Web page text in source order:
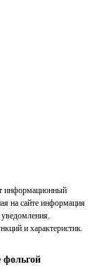
информационный
на сайте информация
и характеристик.